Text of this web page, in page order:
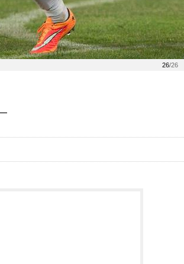
26/26